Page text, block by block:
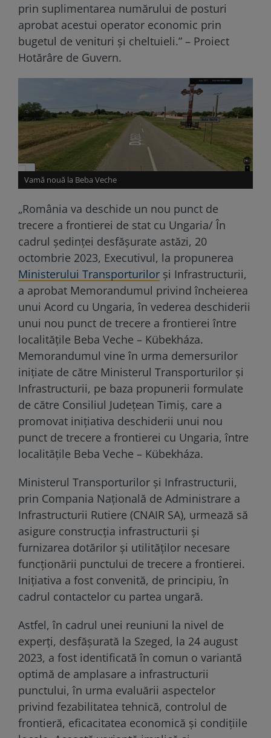
prin suplimentarea numărului de posturi
aprobat acestui operator economic prin
bugetul de venituri și cheltuieli.” – Proiect
Hotărâre de Guvern.
Vamă nouă la Beba Veche
„România va deschide un nou punct de
trecere a frontierei de stat cu Ungaria/ În
cadrul ședinței desfășurate astăzi, 20
octombrie 2023, Executivul, la propunerea
Ministerului Transporturilor și Infrastructurii,
a aprobat Memorandumul privind încheierea
unui Acord cu Ungaria, în vederea deschiderii
unui nou punct de trecere a frontierei între
localitățile Beba Veche – Kübekháza.
Memorandumul vine în urma demersurilor
inițiate de către Ministerul Transporturilor și
Infrastructurii, pe baza propunerii formulate
de către Consiliul Județean Timiș, care a
promovat inițiativa deschiderii unui nou
punct de trecere a frontierei cu Ungaria, între
localitățile Beba Veche – Kübekháza.
Ministerul Transporturilor și Infrastructurii,
prin Compania Națională de Administrare a
Infrastructurii Rutiere (CNAIR SA), urmează să
asigure construcția infrastructurii și
furnizarea dotărilor și utilităților necesare
funcționării punctului de trecere a frontierei.
Inițiativa a fost convenită, de principiu, în
cadrul contactelor cu partea ungară.
Astfel, în cadrul unei reuniuni la nivel de
experți, desfășurată la Szeged, la 24 august
2023, a fost identificată în comun o variantă
optimă de amplasare a infrastructurii
punctului, în urma evaluării aspectelor
privind fezabilitatea tehnică, controlul de
frontieră, eficacitatea economică și condițiile